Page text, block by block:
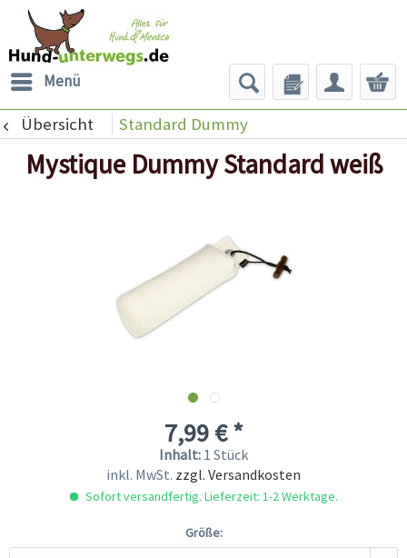
Menü
Übersicht Standard Dummy
Mystique Dummy Standard weiß
7,99 € *
Inhalt: 1 Stück
inkl. MwSt. zzgl. Versandkosten
Sofort versandfertig. Lieferzeit: 1-2 Werktage.
Größe: